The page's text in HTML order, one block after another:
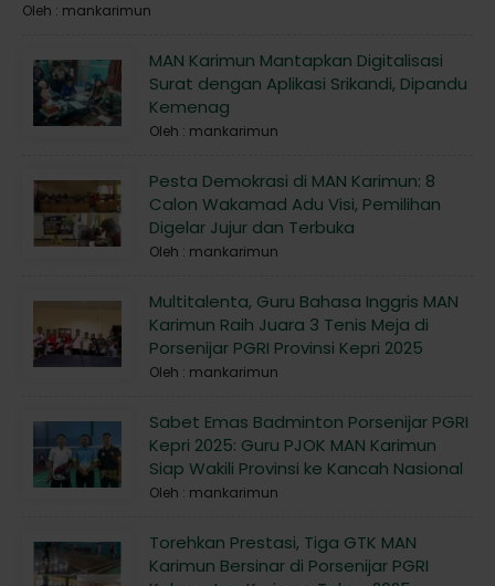
Oleh : mankarimun
MAN Karimun Mantapkan Digitalisasi
Surat dengan Aplikasi Srikandi, Dipandu
Kemenag
Oleh : mankarimun
Pesta Demokrasi di MAN Karimun: 8
Calon Wakamad Adu Visi, Pemilihan
Digelar Jujur dan Terbuka
Oleh : mankarimun
Multitalenta, Guru Bahasa Inggris MAN
Karimun Raih Juara 3 Tenis Meja di
Porsenijar PGRI Provinsi Kepri 2025
Oleh : mankarimun
Sabet Emas Badminton Porsenijar PGRI
Kepri 2025: Guru PJOK MAN Karimun
Siap Wakili Provinsi ke Kancah Nasional
Oleh : mankarimun
Torehkan Prestasi, Tiga GTK MAN
Karimun Bersinar di Porsenijar PGRI